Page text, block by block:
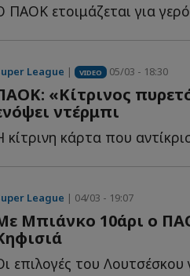
League | VIDEO 05/03 - 18:30
«Κίτρινος
ντέρμπι
League | 04/03 - 19:07
Μπιάνκο 10άρι ο
επιλογές του Λουτσέσκου